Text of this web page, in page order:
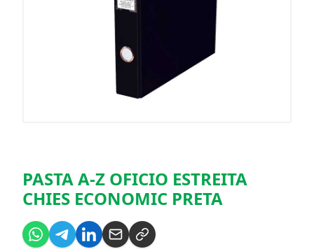
PASTA A-Z OFICIO ESTREITA
CHIES ECONOMIC PRETA